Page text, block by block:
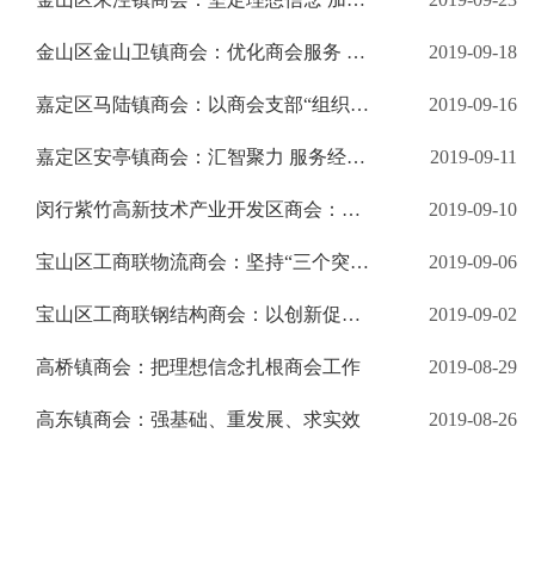
金山区金山卫镇商会：优化商会服务 催生“蝶变效应” 2019-09-18
嘉定区马陆镇商会：以商会支部“组织力”提升非公企业“发展力” 2019-09-16
嘉定区安亭镇商会：汇智聚力 服务经济发展 助力社会和谐 2019-09-11
闵行紫竹高新技术产业开发区商会：奋力开创新时代园区商会工作新局面 2019-09-10
宝山区工商联物流商会：坚持“三个突出” 打造“有温度、有活力、有品质、有责任”的行业商会 2019-09-06
宝山区工商联钢结构商会：以创新促服务 不断提升商会学习平台 2019-09-02
高桥镇商会：把理想信念扎根商会工作 2019-08-29
高东镇商会：强基础、重发展、求实效 2019-08-26